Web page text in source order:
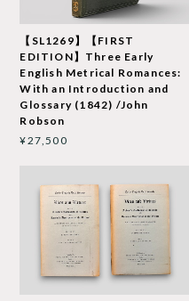
【SL1269】【FIRST
EDITION】Three Early
English Metrical Romances:
With an Introduction and
Glossary (1842) /John
Robson
¥27,500